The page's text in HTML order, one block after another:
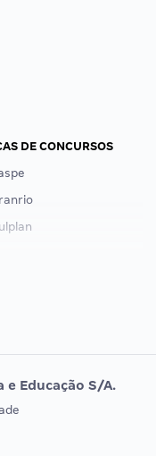
DE CONCURSOS
DE ORDEM
e Educação S/A.